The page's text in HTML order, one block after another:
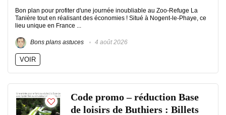
Bon plan pour profiter d'une journée inoubliable au Zoo-Refuge La
Tanière tout en réalisant des économies ! Situé à Nogent-le-Phaye, ce
lieu unique en France ...
Bons plans astuces 4 août 2026
VOIR
Code promo – réduction Base
de loisirs de Buthiers : Billets